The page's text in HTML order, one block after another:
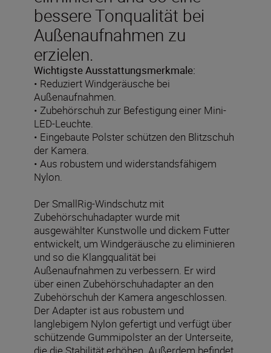
bessere Tonqualität bei
Außenaufnahmen zu
erzielen.
Wichtigste Ausstattungsmerkmale:
• Reduziert Windgeräusche bei
Außenaufnahmen.
• Zubehörschuh zur Befestigung einer Mini-
LED-Leuchte.
• Eingebaute Polster schützen den Blitzschuh
der Kamera.
• Aus robustem und widerstandsfähigem
Nylon.
Der SmallRig-Windschutz mit
Zubehörschuhadapter wurde mit
ausgewählter Kunstwolle und dickem Futter
entwickelt, um Windgeräusche zu eliminieren
und so die Klangqualität bei
Außenaufnahmen zu verbessern. Er wird
über einen Zubehörschuhadapter an den
Zubehörschuh der Kamera angeschlossen.
Der Adapter ist aus robustem und
langlebigem Nylon gefertigt und verfügt über
schützende Gummipolster an der Unterseite,
die die Stabilität erhöhen. Außerdem befindet